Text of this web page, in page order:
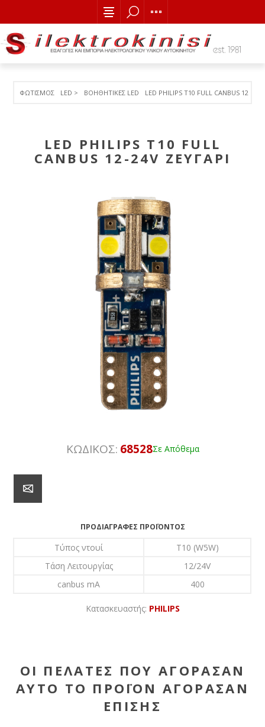
ΦΩΤΙΣΜΟΣ LED > ΒΟΗΘΗΤΙΚΕΣ LED LED PHILIPS T10 FULL CANBUS 12-24V
LED PHILIPS T10 FULL
CANBUS 12-24V ΖΕΥΓΑΡΙ
ΚΩΔΙΚΟΣ: 68528Σε Απόθεμα
ΠΡΟΔΙΑΓΡΑΦΈΣ ΠΡΟΪΌΝΤΟΣ
Τύπος ντουί
T10 (W5W)
Τάση Λειτουργίας
12/24V
canbus mA
400
Κατασκευαστής: PHILIPS
ΟΙ ΠΕΛΆΤΕΣ ΠΟΥ ΑΓΌΡΑΣΑΝ
ΑΥΤΌ ΤΟ ΠΡΟΪΌΝ ΑΓΌΡΑΣΑΝ
ΕΠΊΣΗΣ